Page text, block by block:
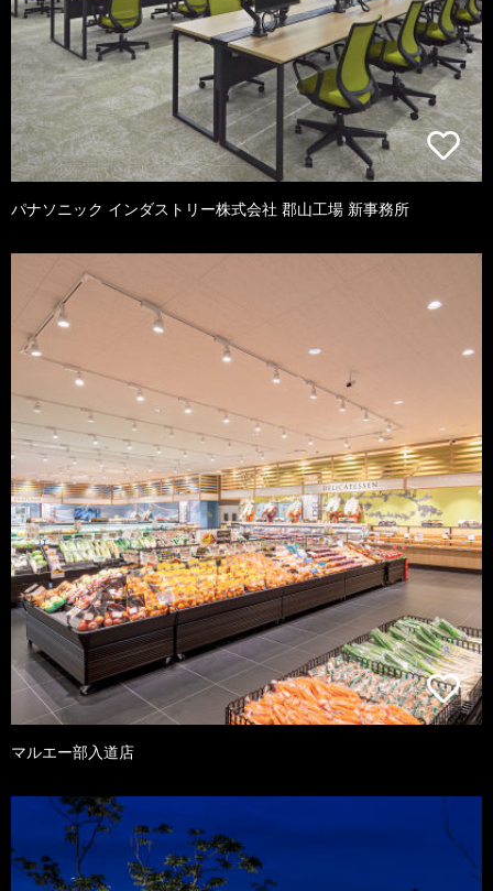
パナソニック インダストリー株式会社 郡山工場 新事務所
マルエー部入道店